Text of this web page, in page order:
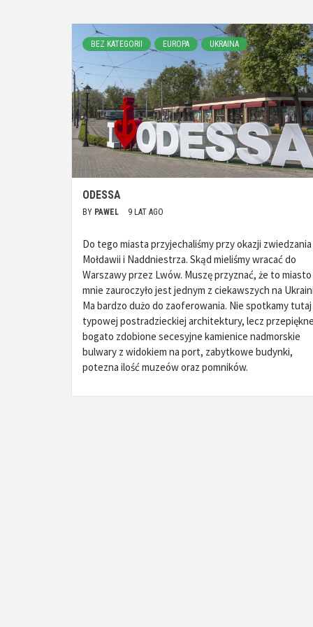
BEZ KATEGORII EUROPA UKRAINA
ODESSA
BY PAWEL 9 LAT AGO
Do tego miasta przyjechaliśmy przy okazji zwiedzania
Mołdawii i Naddniestrza. Skąd mieliśmy wracać do
Warszawy przez Lwów. Muszę przyznać, że to miasto
mnie zauroczyło jest jednym z ciekawszych na
Ma bardzo dużo do zaoferowania. Nie spotkamy tutaj
typowej postradzieckiej architektury, lecz
bogato zdobione secesyjne kamienice nadmorskie
bulwary z widokiem na port, zabytkowe budynki,
potezna ilość muzeów oraz pomników.